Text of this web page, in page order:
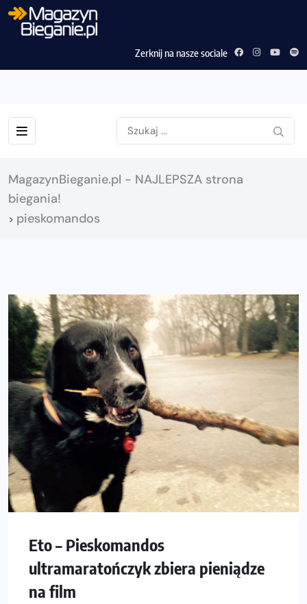
Zerknij na nasze sociale
MagazynBieganie.pl - NAJLEPSZA strona
biegania!
> pieskomandos
Eto – Pieskomandos
ultramaratończyk zbiera pieniądze
na film